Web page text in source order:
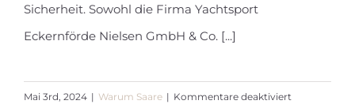
Sicherheit. Sowohl die Firma Yachtsport
Eckernförde Nielsen GmbH & Co. [...]
Mai 3rd, 2024 | Warum Saare | Kommentare deaktiviert